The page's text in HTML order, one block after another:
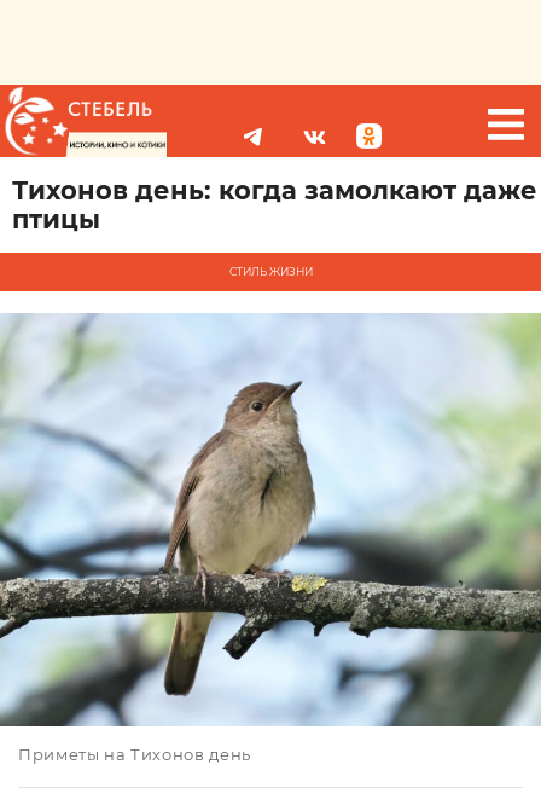
Тихонов день: когда замолкают даже
птицы
СТИЛЬ ЖИЗНИ
Приметы на Тихонов день